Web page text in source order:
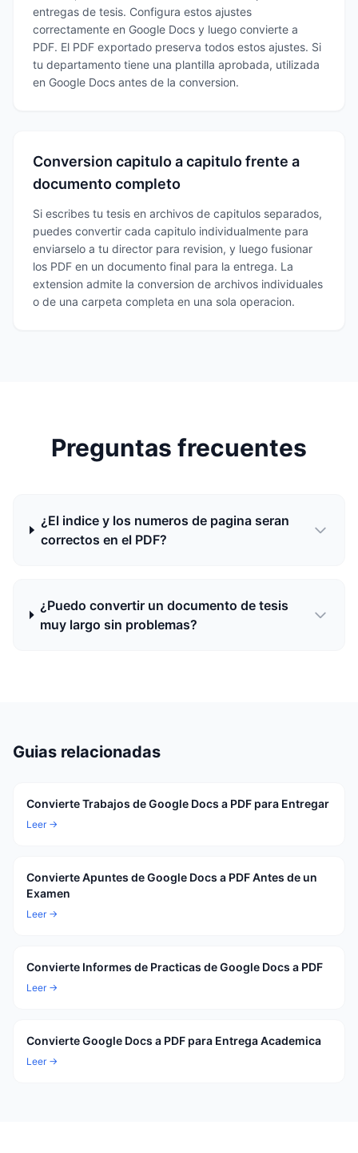
entregas de tesis. Configura estos ajustes
correctamente en Google Docs y luego convierte a
PDF. El PDF exportado preserva todos estos ajustes. Si
tu departamento tiene una plantilla aprobada, utilizada
en Google Docs antes de la conversion.
Conversion capitulo a capitulo frente a
documento completo
Si escribes tu tesis en archivos de capitulos separados,
puedes convertir cada capitulo individualmente para
enviarselo a tu director para revision, y luego fusionar
los PDF en un documento final para la entrega. La
extension admite la conversion de archivos individuales
o de una carpeta completa en una sola operacion.
Preguntas frecuentes
¿El indice y los numeros de pagina seran
correctos en el PDF?
¿Puedo convertir un documento de tesis
muy largo sin problemas?
Guias relacionadas
Convierte Trabajos de Google Docs a PDF para Entregar
Leer →
Convierte Apuntes de Google Docs a PDF Antes de un
Examen
Leer →
Convierte Informes de Practicas de Google Docs a PDF
Leer →
Convierte Google Docs a PDF para Entrega Academica
Leer →